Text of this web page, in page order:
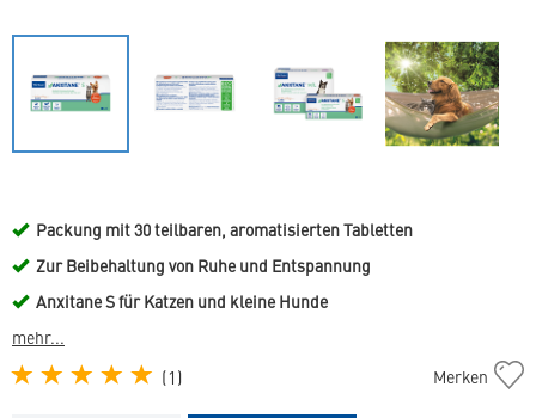
Packung mit 30 teilbaren, aromatisierten Tabletten
Zur Beibehaltung von Ruhe und Entspannung
Anxitane S für Katzen und kleine Hunde
mehr...
(1)
Anxitane
Merken